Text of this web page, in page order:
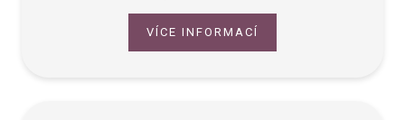
VÍCE INFORMACÍ